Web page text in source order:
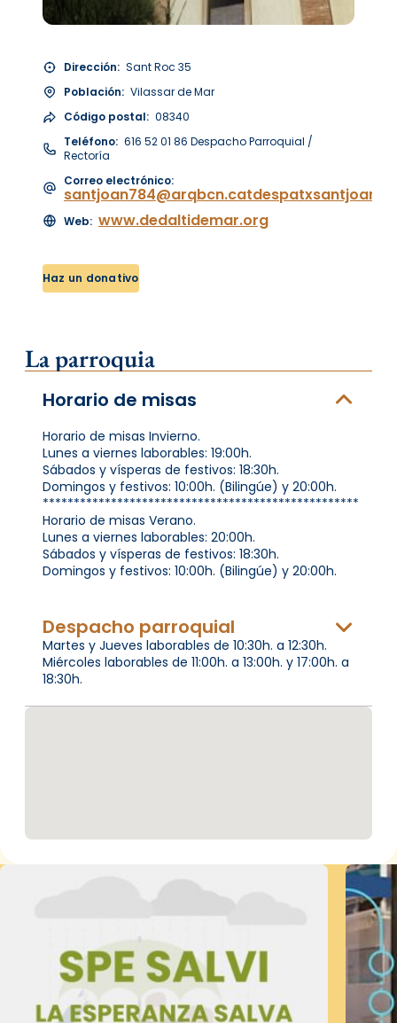
Dirección: Sant Roc 35
Población: Vilassar de Mar
Código postal: 08340
Teléfono: 616 52 01 86 Despacho Parroquial /
Rectoría
Correo electrónico:
Web: www.dedaltidemar.org
Haz un donativo
La parroquia
Horario de misas
Horario de misas Invierno.
Lunes a viernes laborables: 19:00h.
Sábados y vísperas de festivos: 18:30h.
Domingos y festivos: 10:00h. (Bilingúe) y 20:00h.
***************************************************
Horario de misas Verano.
Lunes a viernes laborables: 20:00h.
Sábados y vísperas de festivos: 18:30h.
Domingos y festivos: 10:00h. (Bilingúe) y 20:00h.
Despacho parroquial
Martes y Jueves laborables de 10:30h. a 12:30h.
Miércoles laborables de 11:00h. a 13:00h. y 17:00h. a
18:30h.